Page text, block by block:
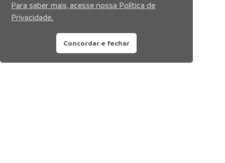
Para saber mais, acesse nossa Política de
Privacidade.
Concordar e fechar